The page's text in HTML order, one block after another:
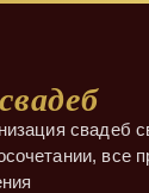
свадеб
все